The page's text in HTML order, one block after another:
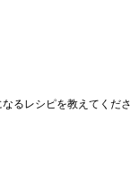
るレシピを教えてくださ